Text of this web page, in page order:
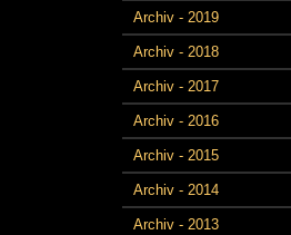
Archiv - 2019
Archiv - 2018
Archiv - 2017
Archiv - 2016
Archiv - 2015
Archiv - 2014
Archiv - 2013